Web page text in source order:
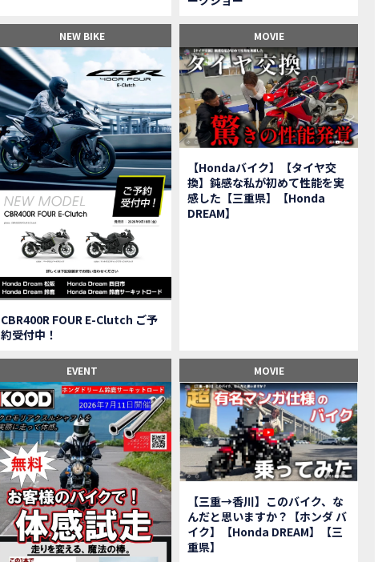
【CB650R E-Clutch】X-ADVでDCTに5年乗った私が素
MOVIE 【カブでアクセル全開】女性ライダーで耐久レース
MOVIE 【新型X-ADV】最初のカスタムはこれ！ガラスコーテ
MOVIE 【納車】新型X-ADV初走行！3台乗り継いだ私の素直な
三重県下 Honda Dream4店舗にて新春キャンペーンを
MOVIE 【速報】2025年モデルHonda X-ADV契約しました！新
MOVIE 【女子ツーリング】秋の女子ツーリングin鳥羽・伊勢
NEW BIKE スーパーカブFinal Edition/HELLP KITTY在庫車ありま
MOVIE 【CBR1000RR-R】スーパースポーツバイクで三重県
CAMPAIGN 三重県下 Honda Dreamにてレンタルバイクキャン
MOVIE 【アフリカツイン】憧れの大型バイクで1泊2日マスツ
MOVIE 【女子ツーリング】穴場スポット満載！三重の美味し
MOVIE 【CBR600RR】憧れのSSバイクで女子ツーリング|三
MOVIE
MOVIE 【鈴鹿サーキット】ホンダモーターサイクリストスク
【祝】Honda CL500納車「かなえさんバイク売れまし
MOVIE 【ホンダドリーム鈴鹿サーキットロード】オープン当
MOVIE 【鈴鹿サーキットに近い！】ホンダドリーム鈴鹿サー
MOVIE CL500売却！X-ADVオーナーの素直な理由。〇〇で納
MOVIE 【梅本まどかさんコラボ】CIVIC TYPE R♪スタッフオ
MOVIE 憧れの大型バイク試乗！4輪走行は驚きの…【Honda
MOVIE 【鈴鹿ツインサーキット】バイク＆クルマ夢のコラボ
MOVIE 全員初対面！バイク女子6人がツーリング行ったらwww
MOVIE バイク女子6人でツーリング行った結果ww！後編
MOVIE 温泉1泊。いつもソロの女性ライダー、大人のマスツ
MOVIE 【梅本まどかさんコラボ】CIVIC TYPE R♪ スタッフ
NEW BIKE
CBR400R FOUR E-Clutch ご予
約受付中！
MOVIE
【Hondaバイク】【タイヤ交
換】鈍感な私が初めて性能を実
感した【三重県】【Honda
DREAM】
EVENT MOVIE
【三重→香川】このバイク、な
んだと思いますか？【ホンダ バ
イク】【Honda DREAM】【三
重県】